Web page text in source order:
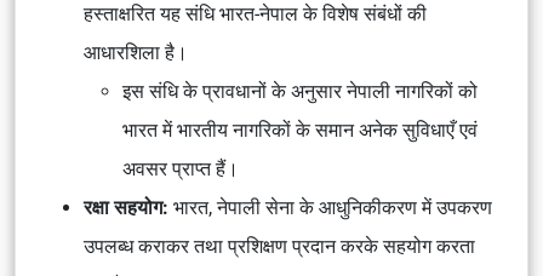
हस्ताक्षरित यह संधि भारत-नेपाल के विशेष संबंधों की
आधारशिला है।
इस संधि के प्रावधानों के अनुसार नेपाली नागरिकों को
भारत में भारतीय नागरिकों के समान अनेक सुविधाएँ एवं
अवसर प्राप्त हैं।
रक्षा सहयोग: भारत, नेपाली सेना के आधुनिकीकरण में उपकरण
उपलब्ध कराकर तथा प्रशिक्षण प्रदान करके सहयोग करता